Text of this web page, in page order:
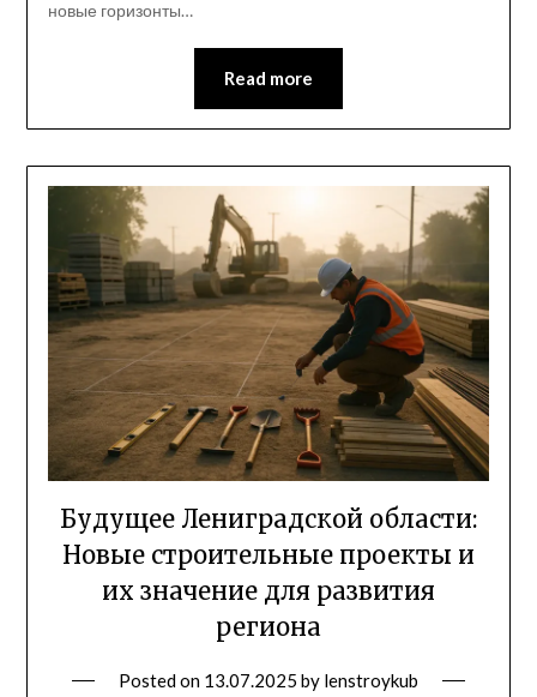
новые горизонты…
Read more
Будущее Лениградской области:
Новые строительные проекты и
их значение для развития
региона
Posted on 13.07.2025 by lenstroykub